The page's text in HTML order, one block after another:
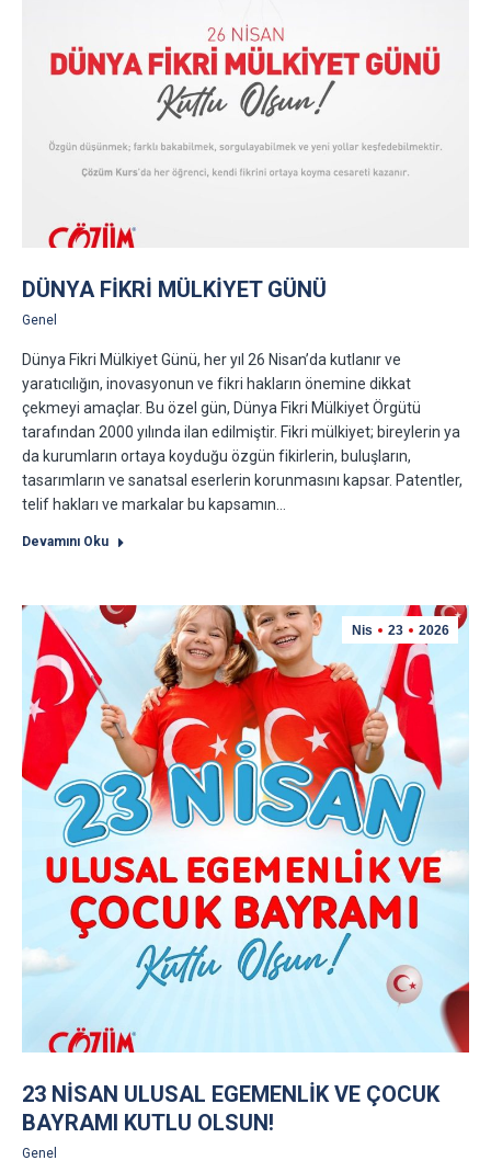
DÜNYA FIKRI MÜLKIYET GÜNÜ
Genel
Dünya Fikri Mülkiyet Günü, her yıl 26 Nisan’da kutlanır ve
yaratıcılığın, inovasyonun ve fikri hakların önemine dikkat
çekmeyi amaçlar. Bu özel gün, Dünya Fikri Mülkiyet Örgütü
tarafından 2000 yılında ilan edilmiştir. Fikri mülkiyet; bireylerin ya
da kurumların ortaya koyduğu özgün fikirlerin, buluşların,
tasarımların ve sanatsal eserlerin korunmasını kapsar. Patentler,
telif hakları ve markalar bu kapsamın…
Devamını Oku
Nis 23 2026
23 NISAN ULUSAL EGEMENLIK VE ÇOCUK
BAYRAMI KUTLU OLSUN!
Genel